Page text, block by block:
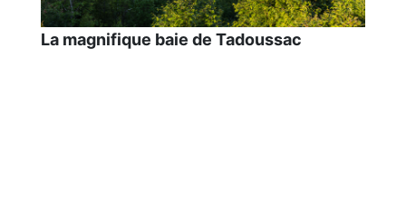
La magnifique baie de Tadoussac